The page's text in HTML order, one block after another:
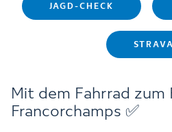
JAGD-CHECK
STRAVA
Mit dem Fahrrad zum
Francorchamps ✅